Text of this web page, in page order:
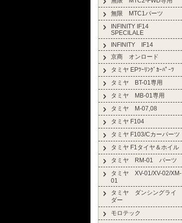
無限 MTC1パーツ
INFINITY IF14
SPECILALE
INFINITY IF14
京商 オンロード
タミヤ EPﾂｰﾘﾝｸﾞｶｰﾊﾟｰﾂ
タミヤ BT-01専用
タミヤ MB-01専用
タミヤ M-07,08
タミヤ F104
タミヤ F103/Cカーパーツ
タミヤ F1タイヤ＆ホイル
タミヤ RM-01 パーツ
タミヤ XV-01/XV-02/XM-
01
タミヤ ダンシングライ
ダー
モロテック